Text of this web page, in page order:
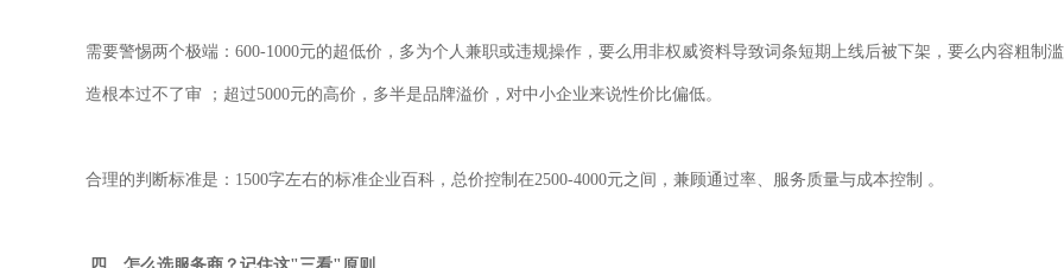
需要警惕两个极端： 600-1000元的超低价，多为个人兼职或违规操作，要么用非权威资料导致词条短期上线后被下架，要么内容粗制滥
造根本过不了审 ；超过5000元的高价，多半是品牌溢价，对中小企业来说性价比偏低。
合理的判断标准是： 1500字左右的标准企业百科，总价控制在2500-4000元之间，兼顾通过率、服务质量与成本控制 。